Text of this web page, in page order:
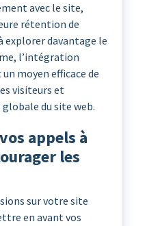
avec le site,
rétention de
davantage le
l’intégration
moyen efficace de
visiteurs et
du site web.
appels à
les
sur votre site
en avant vos